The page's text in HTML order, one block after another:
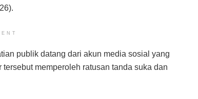
publik datang dari akun media sosial yang
memperoleh ratusan tanda suka dan